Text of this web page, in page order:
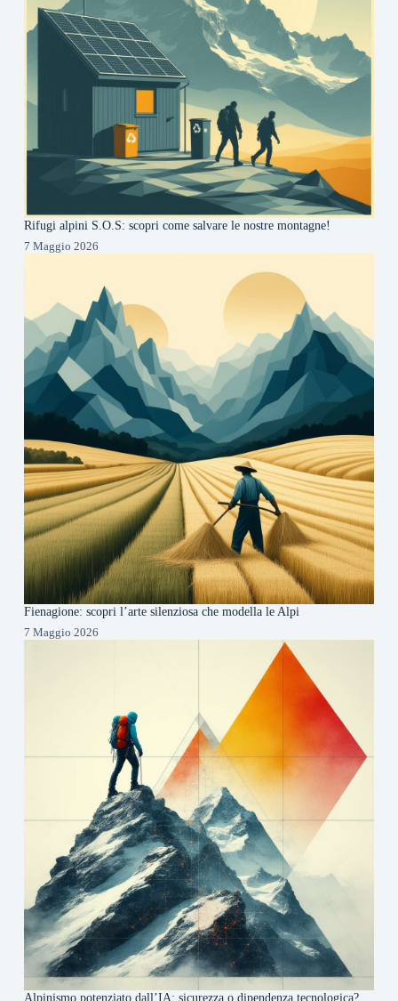
Rifugi alpini S.O.S: scopri come salvare le nostre montagne!
7 Maggio 2026
Fienagione: scopri l’arte silenziosa che modella le Alpi
7 Maggio 2026
Alpinismo potenziato dall’IA: sicurezza o dipendenza tecnologica?